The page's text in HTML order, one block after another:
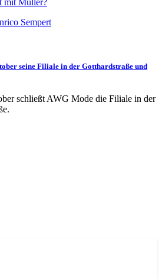
Sempert
seine Filiale in der Gotthardstraße und
schließt AWG Mode die Filiale in der